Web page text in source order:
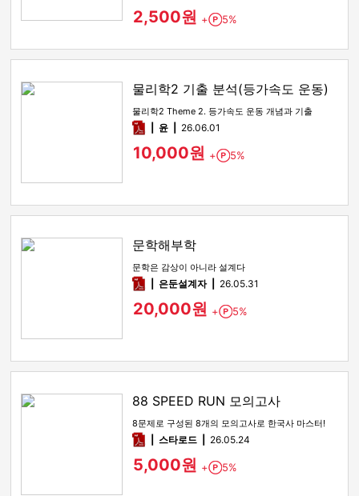
2,500원 + Point
5%
물리학2 기출 분석(등가속도 운동)
물리학2 Theme 2. 등가속도 운동 개념과 기출
pdf윤 26.06.01
10,000원 + Point
5%
문학해부학
문학은 감상이 아니라 설계다
pdf은둔설계자 26.05.31
20,000원 + Point
5%
88 SPEED RUN 모의고사
8문제로 구성된 8개의 모의고사로 한국사 마스터!
pdf스타로드 26.05.24
5,000원 + Point
5%